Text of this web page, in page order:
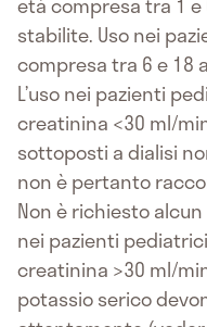
stabilite. Uso nei
compresa tra 6 e 18
L’uso nei pazienti
creatinina <30 ml/
sottoposti a dialisi
non è pertanto
Non è richiesto
nei pazienti
creatinina >30 ml/
potassio serico